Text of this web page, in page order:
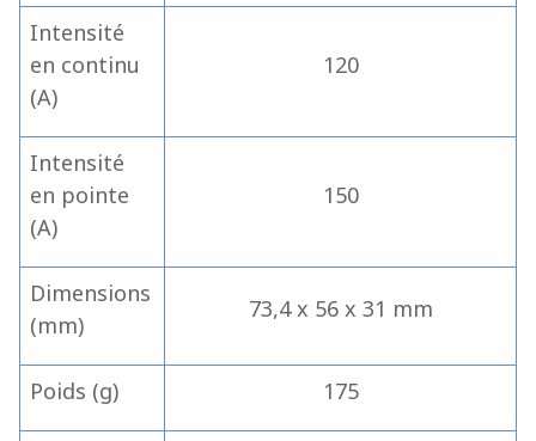
Intensité
en continu
(A)
120
Intensité
en pointe
(A)
150
Dimensions
(mm)
73,4 x 56 x 31 mm
Poids (g) 175